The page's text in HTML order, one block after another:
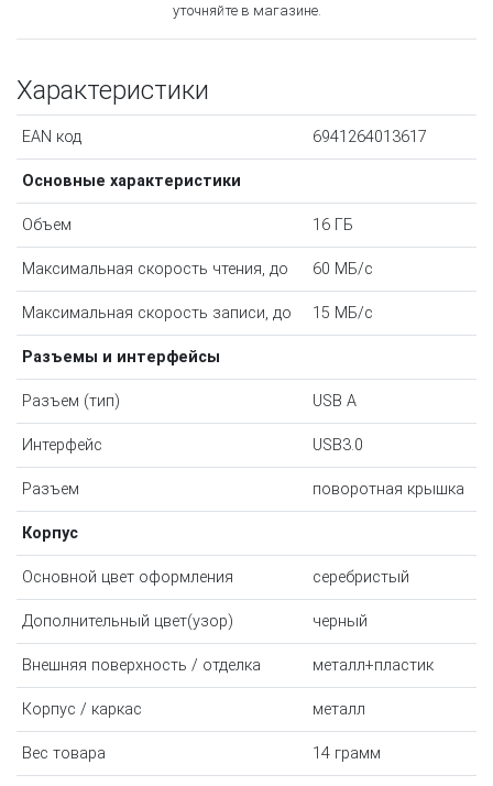
уточняйте в магазине.
Характеристики
EAN код 6941264013617
Основные характеристики
Объем 16 ГБ
Максимальная скорость чтения, до 60 МБ/с
Максимальная скорость записи, до 15 МБ/с
Разъемы и интерфейсы
Разъем (тип) USB А
Интерфейс USB3.0
Разъем поворотная крышка
Корпус
Основной цвет оформления серебристый
Дополнительный цвет(узор) черный
Внешняя поверхность / отделка металл+пластик
Корпус / каркас металл
Вес товара 14 грамм